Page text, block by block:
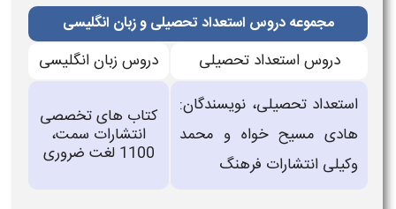
مجموعه دروس استعداد تحصیلی و زبان انگلیسی
دروس استعداد تحصیلی
دروس زبان انگلیسی
استعداد تحصیلی، نویسندگان:
هادی مسیح خواه و محمد
وکیلی انتشارات فرهنگ
کتاب های تخصصی
انتشارات سمت،
1100 لغت ضروری